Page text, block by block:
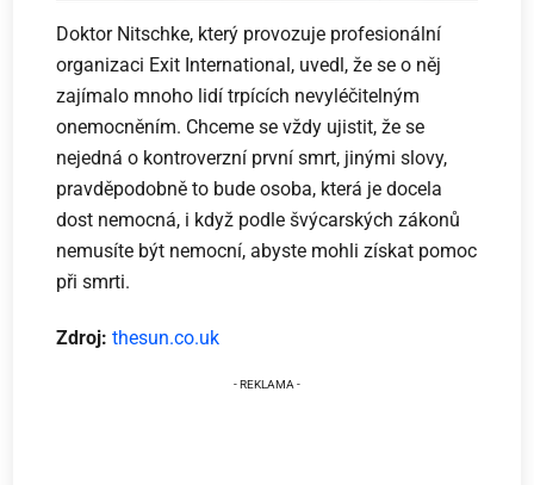
Doktor Nitschke, který provozuje profesionální
organizaci Exit International, uvedl, že se o něj
zajímalo mnoho lidí trpících nevyléčitelným
onemocněním. Chceme se vždy ujistit, že se
nejedná o kontroverzní první smrt, jinými slovy,
pravděpodobně to bude osoba, která je docela
dost nemocná, i když podle švýcarských zákonů
nemusíte být nemocní, abyste mohli získat pomoc
při smrti.
Zdroj:thesun.co.uk